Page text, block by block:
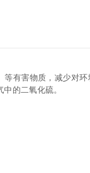
等有害物质，减少对环
的二氧化硫。